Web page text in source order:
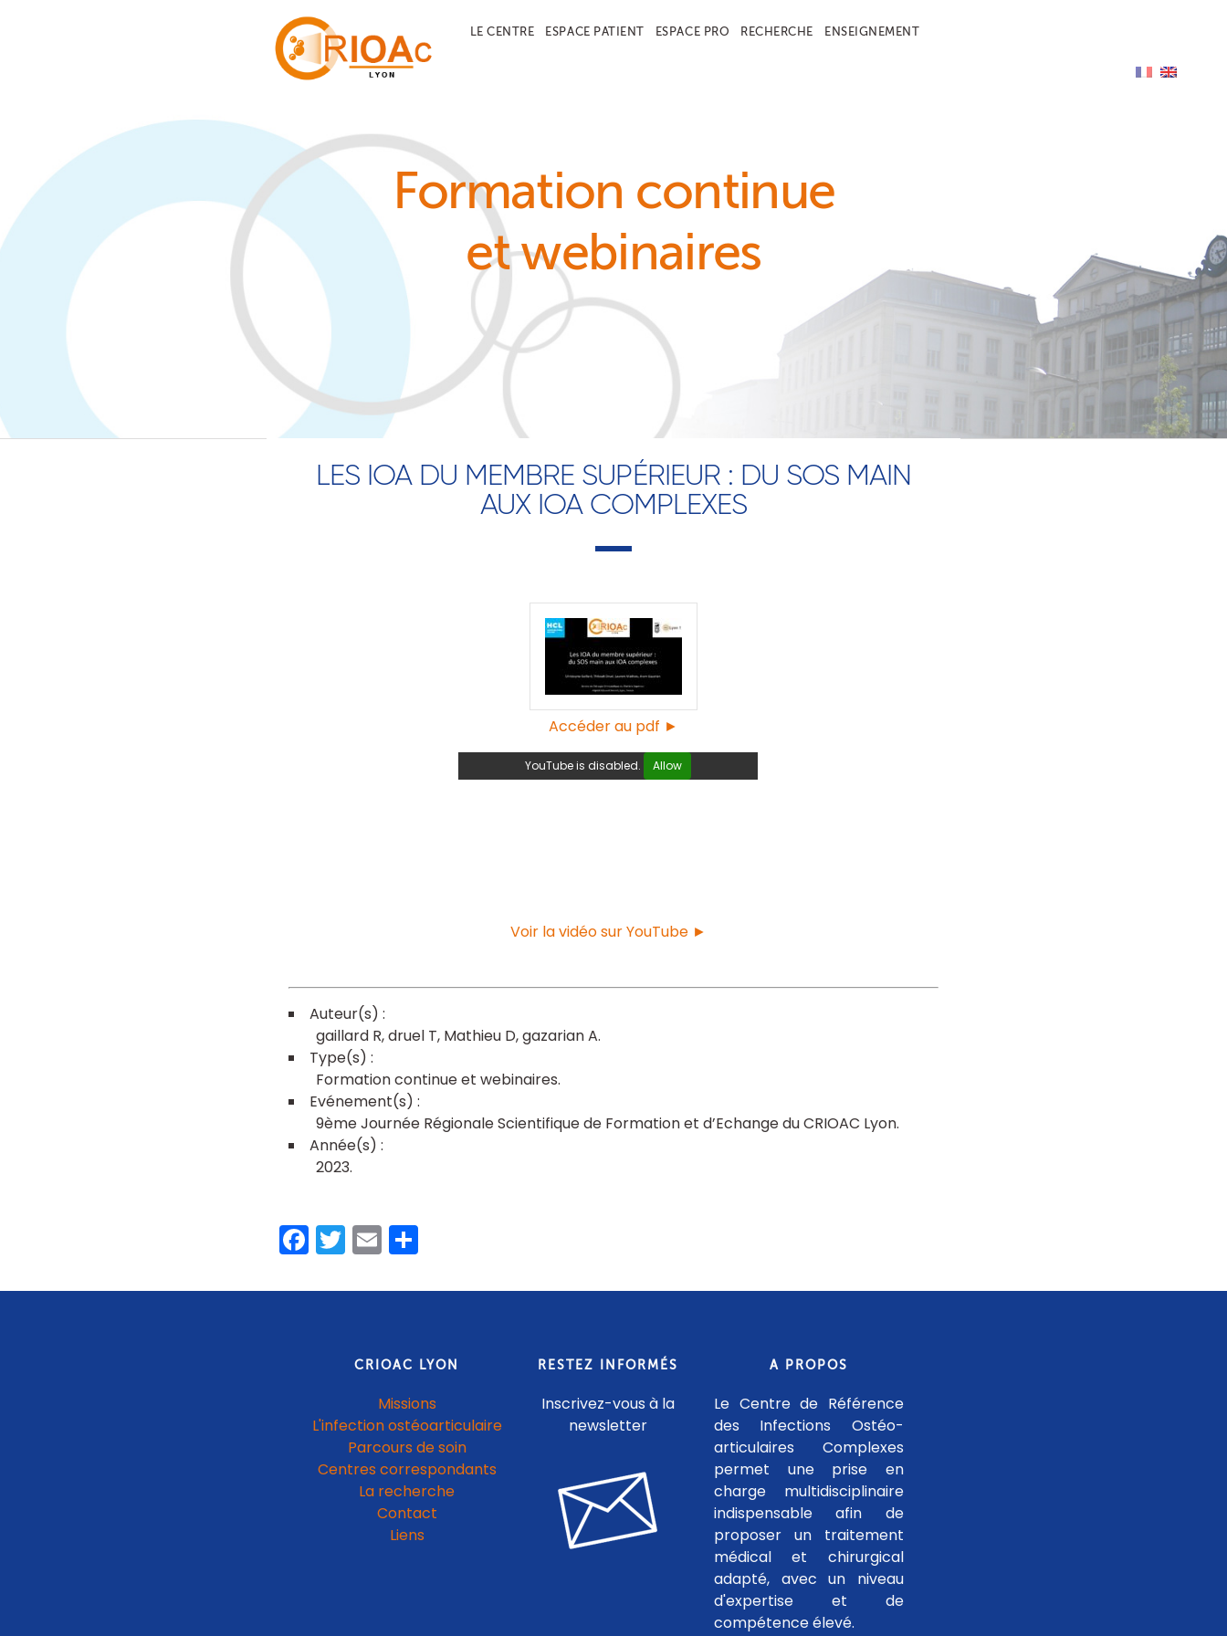
LE CENTRE ESPACE PATIENT ESPACE PRO RECHERCHE ENSEIGNEMENT
Formation continue
et webinaires
LES IOA DU MEMBRE SUPÉRIEUR : DU SOS MAIN
AUX IOA COMPLEXES
Accéder au pdf ►
YouTube is disabled. Allow
Voir la vidéo sur YouTube ►
gaillard R druel T Mathieu D gazarian A
Formation continue et webinaires
9ème Journée Régionale Scientifique de Formation et d’Echange du CRIOAC Lyon
2023
Facebook
Twitter
Email
CRIOAC LYON
Missions
L'infection ostéoarticulaire
Parcours de soin
Centres correspondants
La recherche
Contact
Liens
RESTEZ INFORMÉS
Inscrivez-vous à la
newsletter
A PROPOS
Le Centre de Référence
des Infections Ostéo-
articulaires Complexes
permet une prise en
charge multidisciplinaire
indispensable afin de
proposer un traitement
médical et chirurgical
adapté, avec un niveau
d'expertise et de
compétence élevé.